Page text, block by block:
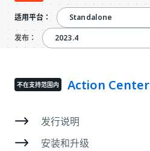
适用平台：
Standalone
发布：
2023.42023.4
不在支持范围内 Action Center
发行说明
安装和升级